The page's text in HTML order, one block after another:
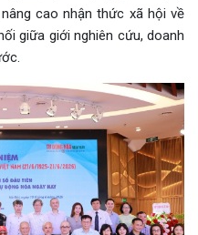
cao nhận thức xã hội về
giữa giới nghiên cứu, doanh